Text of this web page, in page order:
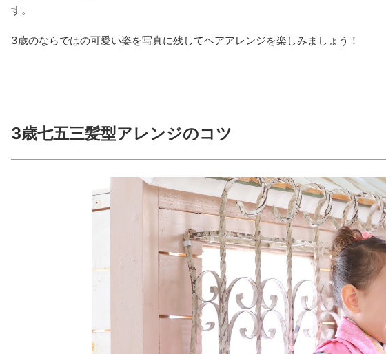
す。
3歳のならではの可愛い姿を写真に残してヘアアレンジを楽しみましょう！
3歳七五三髪型アレンジのコツ